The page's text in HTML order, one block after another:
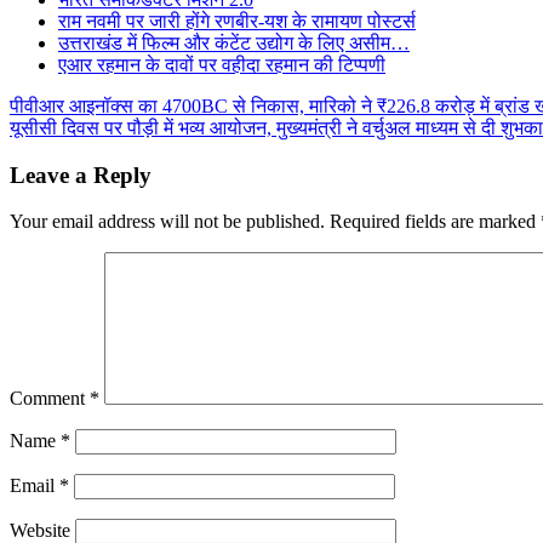
राम नवमी पर जारी होंगे रणबीर-यश के रामायण पोस्टर्स
उत्तराखंड में फिल्म और कंटेंट उद्योग के लिए असीम…
एआर रहमान के दावों पर वहीदा रहमान की टिप्पणी
Post
navigation
पीवीआर आइनॉक्स का 4700BC से निकास, मारिको ने ₹226.8 करोड़ में ब्रांड
यूसीसी दिवस पर पौड़ी में भव्य आयोजन, मुख्यमंत्री ने वर्चुअल माध्यम से दी
Leave a Reply
Your email address will not be published. Required fields are marked
Comment *
Name *
Email *
Website